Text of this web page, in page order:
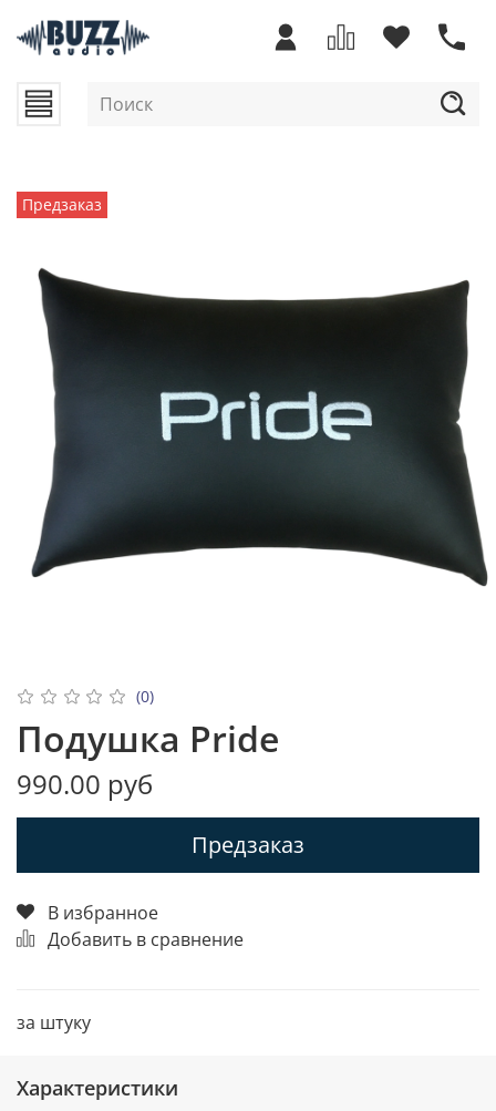
Предзаказ
(0)
Подушка Pride
990.00 руб
Предзаказ
В избранное
Добавить в сравнение
за штуку
Характеристики